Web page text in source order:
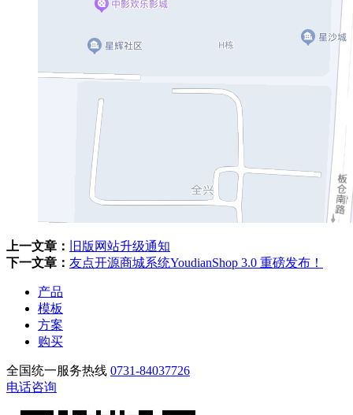
上一文章：
旧版网站升级通知
下一文章： 友点开源商城系统YoudianShop 3.0 重磅发布！
产品
模板
方案
购买
全国统一服务热线 0731-84037726
电话咨询